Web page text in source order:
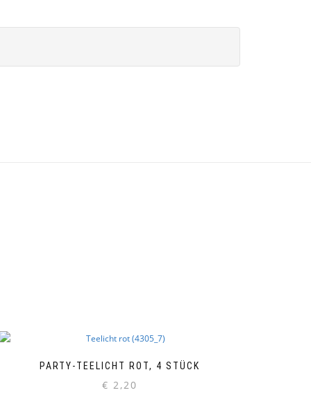
PARTY-TEELICHT ROT, 4 STÜCK
€ 2,20